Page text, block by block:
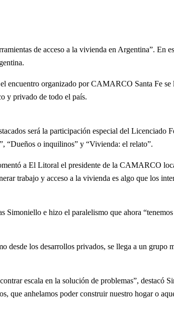
de acceso a la vivienda en Argentina”. En
encuentro organizado por CAMARCO Santa Fe
y privado de todo el país.
será la participación especial del Licenciado
“Dueños o inquilinos” y “Vivienda: el relato”.
a El Litoral el presidente de la CAMARCO
trabajo y acceso a la vivienda es algo que los
Simoniello e hizo el paralelismo que ahora
desde los desarrollos privados, se llega a un
escala en la solución de problemas”,
que anhelamos poder construir nuestro hogar o